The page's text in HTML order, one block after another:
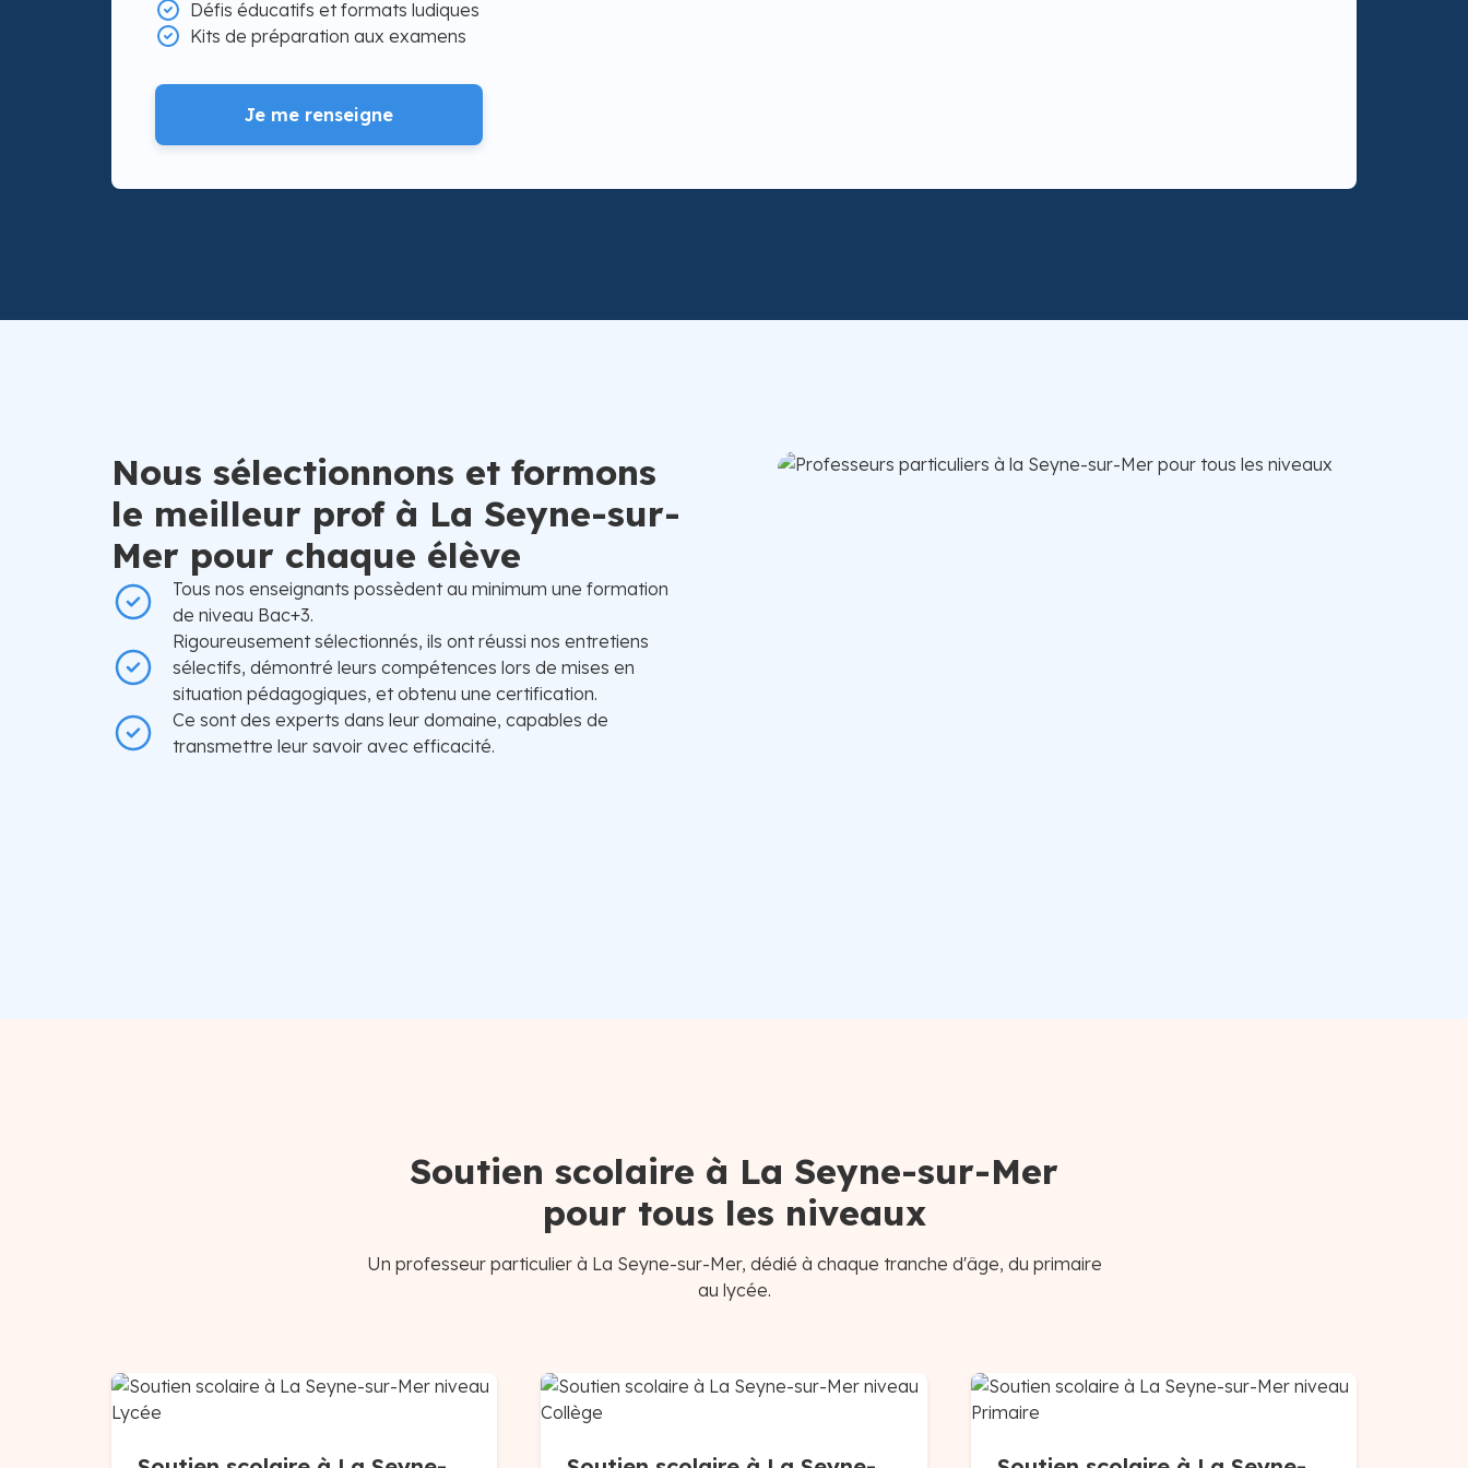
Défis éducatifs et formats ludiques
Kits de préparation aux examens
Je me renseigne
Nous sélectionnons et formons
le meilleur prof à La Seyne-sur-
Mer pour chaque élève
Tous nos enseignants possèdent au minimum une formation
de niveau Bac+3.
Rigoureusement sélectionnés, ils ont réussi nos entretiens
sélectifs, démontré leurs compétences lors de mises en
situation pédagogiques, et obtenu une certification.
Ce sont des experts dans leur domaine, capables de
transmettre leur savoir avec efficacité.
Soutien scolaire à La Seyne-sur-Mer
pour tous les niveaux
Un professeur particulier à La Seyne-sur-Mer, dédié à chaque tranche d'âge, du primaire
au lycée.